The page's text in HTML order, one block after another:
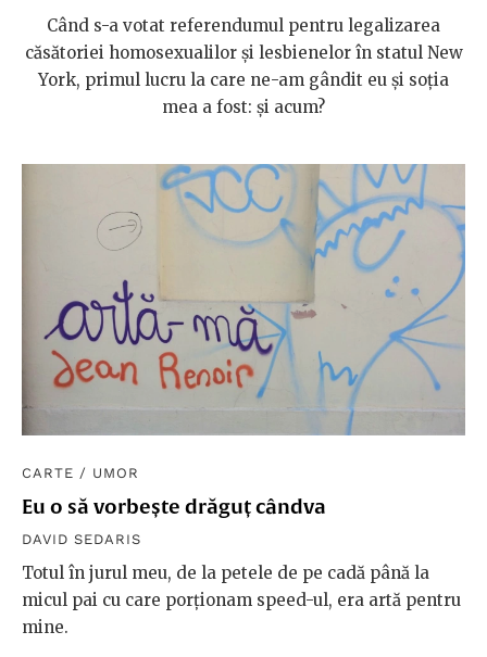
Când s-a votat referendumul pentru legalizarea
căsătoriei homosexualilor și lesbienelor în statul New
York, primul lucru la care ne-am gândit eu și soția
mea a fost: și acum?
CARTE / UMOR
Eu o să vorbește drăguț cândva
DAVID SEDARIS
Totul în jurul meu, de la petele de pe cadă până la
micul pai cu care porționam speed-ul, era artă pentru
mine.